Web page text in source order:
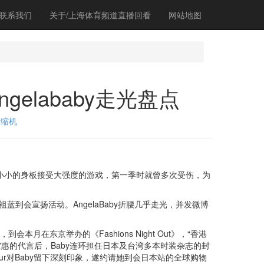
系我们 关于/上海体育频道直播回看 网站地图
走光盘点
机
身板接受大强度的游戏，第一季时就曾多次受伤，为
到会宣扬活动。AngelaBaby折腰几乎走光，并发微博
会本月在东京举办的《Fashions Night Out》，“香港
的代言后，Baby连环担任日本及台湾多本时装杂志的封
Baby留下深刻印象，遂约请她到会日本站的全球购物